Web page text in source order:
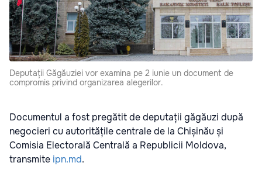
Deputații Găgăuziei vor examina pe 2 iunie un document de
compromis privind organizarea alegerilor.
Documentul a fost pregătit de deputații găgăuzi după
negocieri cu autoritățile centrale de la Chișinău și
Comisia Electorală Centrală a Republicii Moldova,
transmite ipn.md.